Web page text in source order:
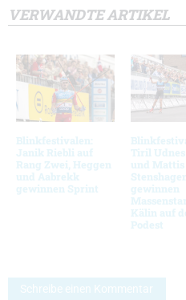
VERWANDTE ARTIKEL
Blinkfestivalen:
Janik Riebli auf
Rang Zwei, Heggen
und Aabrekk
gewinnen Sprint
Tiril
und Mattis
gewinnen
Kälin auf
Podest
Schreibe einen Kommentar